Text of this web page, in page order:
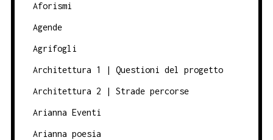
Aforismi
Agende
Agrifogli
Architettura 1 | Questioni del progetto
Architettura 2 | Strade percorse
Arianna Eventi
Arianna poesia